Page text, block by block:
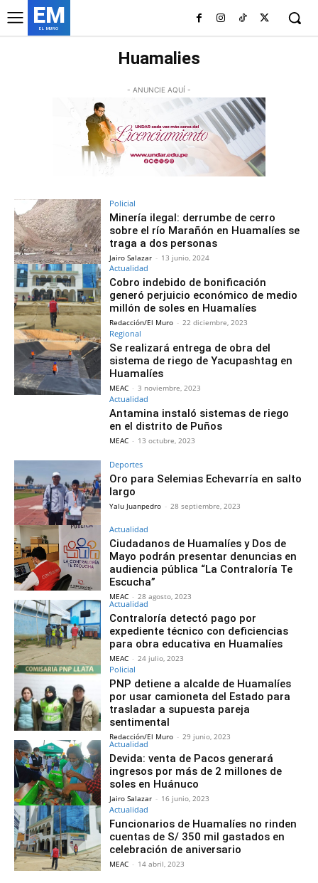
EM
EL MURO
Huamalies
- ANUNCIE AQUÍ -
Policial
Minería ilegal: derrumbe de cerro
sobre el río Marañón en Huamalíes se
traga a dos personas
Jairo Salazar - 13 junio, 2024
Actualidad
Cobro indebido de bonificación
generó perjuicio económico de medio
millón de soles en Huamalíes
Redacción/El Muro - 22 diciembre, 2023
Regional
Se realizará entrega de obra del
sistema de riego de Yacupashtag en
Huamalíes
MEAC - 3 noviembre, 2023
Actualidad
Antamina instaló sistemas de riego
en el distrito de Puños
MEAC - 13 octubre, 2023
Deportes
Oro para Selemias Echevarría en salto
largo
Yalu Juanpedro - 28 septiembre, 2023
Actualidad
Ciudadanos de Huamalíes y Dos de
Mayo podrán presentar denuncias en
audiencia pública “La Contraloría Te
Escucha”
MEAC - 28 agosto, 2023
Actualidad
Contraloría detectó pago por
expediente técnico con deficiencias
para obra educativa en Huamalíes
MEAC - 24 julio, 2023
Policial
PNP detiene a alcalde de Huamalíes
por usar camioneta del Estado para
trasladar a supuesta pareja
sentimental
Redacción/El Muro - 29 junio, 2023
Actualidad
Devida: venta de Pacos generará
ingresos por más de 2 millones de
soles en Huánuco
Jairo Salazar - 16 junio, 2023
Actualidad
Funcionarios de Huamalíes no rinden
cuentas de S/ 350 mil gastados en
celebración de aniversario
MEAC - 14 abril, 2023